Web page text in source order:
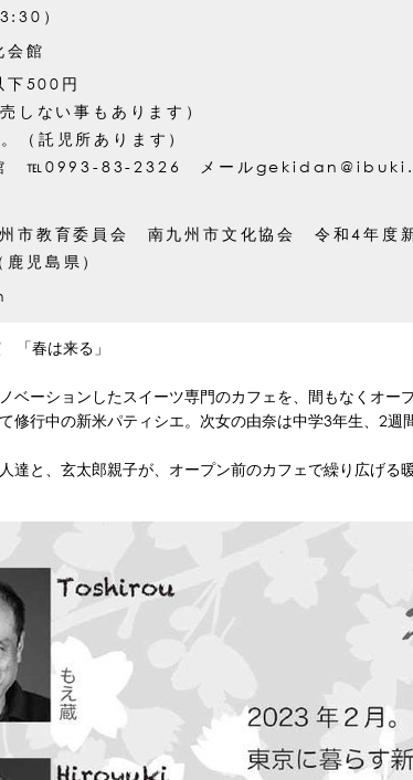
）
会館
500円
しない事もあります）
（託児所あります）
館 ℡0993-83-2326 メール
市教育委員会 南九州市文化協会 令和4年度
児島県）
「春は来る」
ーションしたスイーツ専門のカフェを、間もなくオープ
修行中の新米パティシエ。次女の由奈は中学3年生、2週
達と、玄太郎親子が、オープン前のカフェで繰り広げる